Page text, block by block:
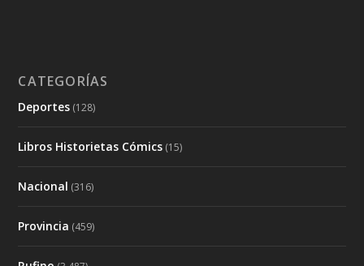
CATEGORÍAS
Deportes (128)
Libros Historietas Cómics (15)
Nacional (316)
Provincia (459)